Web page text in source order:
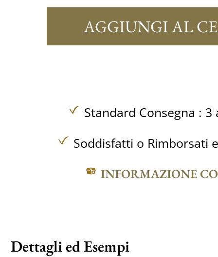
AGGIUNGI AL
Standard Consegna : 3
Soddisfatti o Rimborsati
INFORMAZIONE
Dettagli ed Esempi